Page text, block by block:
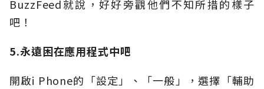
BuzzFeed就說，好好旁觀他們不知所措的樣子
吧！
5.永遠困在應用程式中吧
開啟i Phone的「設定」、「一般」，選擇「輔助